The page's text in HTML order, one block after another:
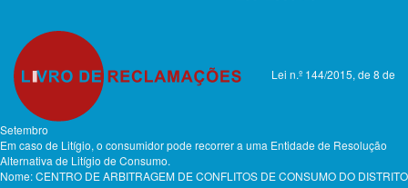
Lei n.º 144/2015, de 8 de
Setembro
Em caso de Litígio, o consumidor pode recorrer a uma Entidade de Resolução
Alternativa de Litígio de Consumo.
Nome: CENTRO DE ARBITRAGEM DE CONFLITOS DE CONSUMO DO DISTRITO